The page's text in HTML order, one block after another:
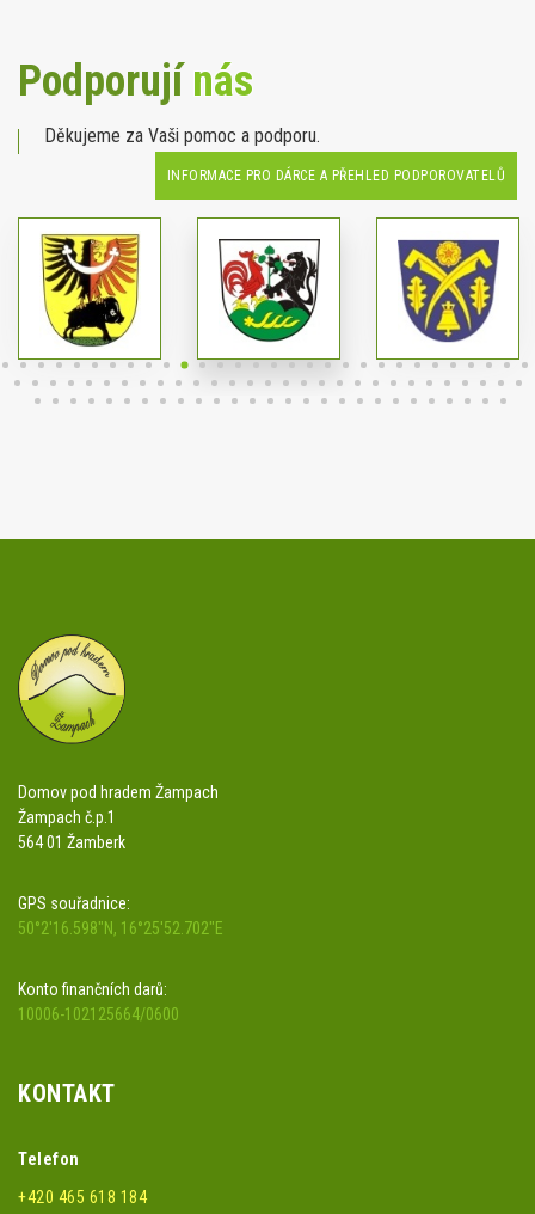
Podporujínás
Děkujeme za Vaši pomoc a podporu.
INFORMACE PRO DÁRCE A PŘEHLED PODPOROVATELŮ
Domov pod hradem Žampach
Žampach č.p.1
564 01 Žamberk
GPS souřadnice:
50°2'16.598"N, 16°25'52.702"E
Konto finančních darů:
10006-102125664/0600
KONTAKT
Telefon
+420 465 618 184